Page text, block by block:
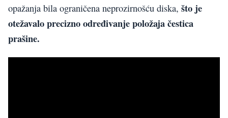
opažanja bila ograničena neprozirnošću diska, što je
otežavalo precizno određivanje položaja čestica
prašine.